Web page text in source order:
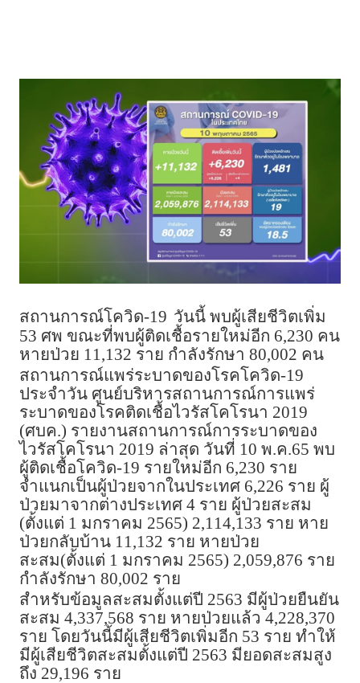
สถานการณ์โควิด-19 วันนี้ พบผู้เสียชีวิตเพิ่ม
53 ศพ ขณะที่พบผู้ติดเชื้อรายใหม่อีก 6,230 คน
หายป่วย 11,132 ราย กำลังรักษา 80,002 คน
สถานการณ์แพร่ระบาดของโรคโควิด-19
ประจำวัน ศูนย์บริหารสถานการณ์การแพร่
ระบาดของโรคติดเชื้อไวรัสโคโรนา 2019
(ศบค.) รายงานสถานการณ์การระบาดของ
ไวรัสโคโรนา 2019 ล่าสุด วันที่ 10 พ.ค.65 พบ
ผู้ติดเชื้อโควิด-19 รายใหม่อีก 6,230 ราย
จำแนกเป็นผู้ป่วยจากในประเทศ 6,226 ราย ผู้
ป่วยมาจากต่างประเทศ 4 ราย ผู้ป่วยสะสม
(ตั้งแต่ 1 มกราคม 2565) 2,114,133 ราย หาย
ป่วยกลับบ้าน 11,132 ราย หายป่วย
สะสม(ตั้งแต่ 1 มกราคม 2565) 2,059,876 ราย
กำลังรักษา 80,002 ราย
สำหรับข้อมูลสะสมตั้งแต่ปี 2563 มีผู้ป่วยยืนยัน
สะสม 4,337,568 ราย หายป่วยแล้ว 4,228,370
ราย โดยวันนี้มีผู้เสียชีวิตเพิ่มอีก 53 ราย ทำให้
มีผู้เสียชีวิตสะสมตั้งแต่ปี 2563 มียอดสะสมสูง
ถึง 29,196 ราย